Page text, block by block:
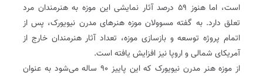
است، اما هنوز ۵۹ درصد آثار نمایشی این موزه به هنرمندان مرد
تعلق دارد. به گفته مسوولان موزه هنرهای مدرن نیویورک، پس از
اتمام پروژه توسعه و بازسازی موزه، تعداد آثار هنرمندان خارج از
آمریکای شمالی و اروپا نیز افزایش یافته است.
از موزه هنر مدرن نیویورک که این پاییز ۹۰ ساله می‌شود به عنوان